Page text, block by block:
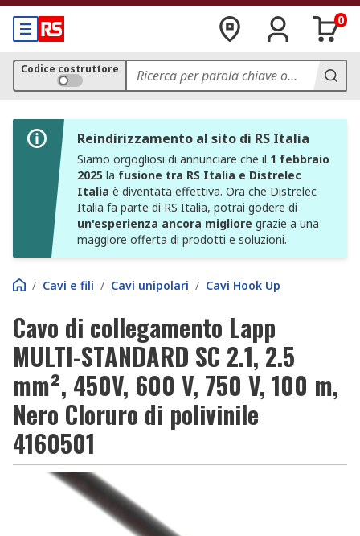
0
Codice costruttore
Reindirizzamento al sito di RS Italia
Siamo orgogliosi di annunciare che il 1 febbraio
2025 la fusione tra RS Italia e Distrelec
Italia è diventata effettiva. Ora che Distrelec
Italia fa parte di RS Italia, potrai godere di
un'esperienza ancora migliore grazie a una
maggiore offerta di prodotti e soluzioni.
/ Cavi e fili / Cavi unipolari / Cavi Hook Up
Cavo di collegamento Lapp
MULTI-STANDARD SC 2.1, 2.5
mm², 450V, 600 V, 750 V, 100 m,
Nero Cloruro di polivinile
4160501